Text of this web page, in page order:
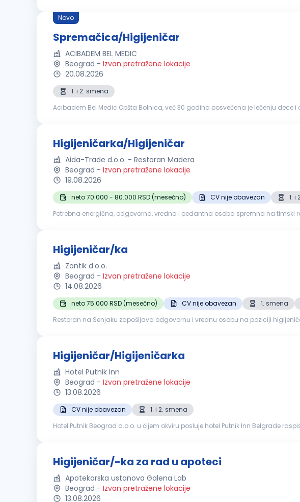
Novo
Spremačica/Higijeničar
ACIBADEM BEL MEDIC
Beograd - Izvan pretražene lokacije
20.08.2026
1. i 2. smena
Acibadem Bel Medic Opšta Bolnica, već 30 godina posvećena je lečenju
Higijeničarka/Higijeničar
Aida-Trade d.o.o. - Restoran Madera
Beograd - Izvan pretražene lokacije
19.08.2026
neto 70.000 - 80.000 RSD (mesečno) CV nije obavezan 1. i
Potrebna energična, odgovorna, vredna i pedantna osoba spremna na timski
Higijeničar/ka
Zontik d.o.o.
Beograd - Izvan pretražene lokacije
14.08.2026
neto 75.000 RSD (mesečno) CV nije obavezan 1. smena
Restoran na Senjaku zapošljava odgovornu i vrednu osobu na poziciji higijeničar-ka / čistač-ica za
Higijeničar/Higijeničarka
Hotel Putnik Inn
Beograd - Izvan pretražene lokacije
13.08.2026
CV nije obavezan
1. i 2. smena
Hotel Putnik Beograd d.o.o. u čijem okviru posluje hotel Putnik Inn Belgrade raspisuje konkurs za
Higijeničar/-ka za rad u apoteci
Apotekarska ustanova Galena Lab
Beograd - Izvan pretražene lokacije
13.08.2026